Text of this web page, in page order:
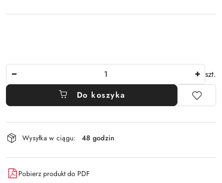
szt.
Do koszyka
Dostępność
i
dostawa
Wysyłka w ciągu: 48 godzin
Pobierz produkt do PDF